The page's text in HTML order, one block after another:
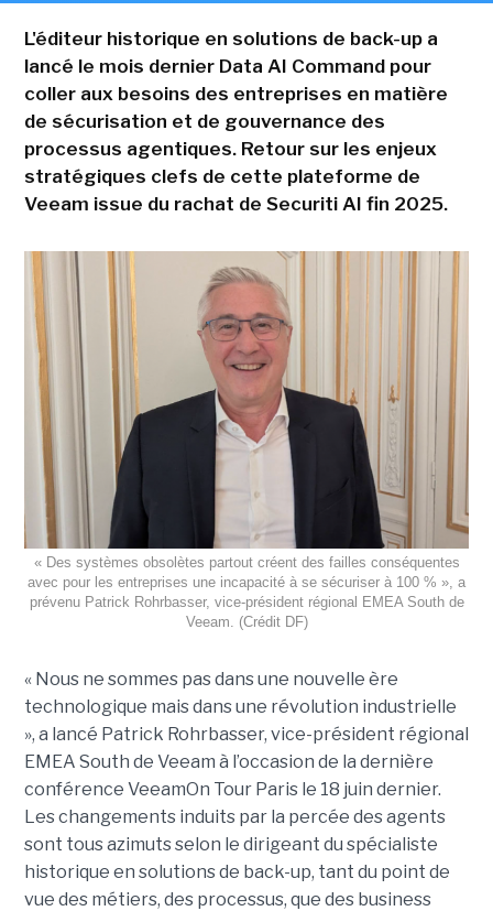
L'éditeur historique en solutions de back-up a
lancé le mois dernier Data AI Command pour
coller aux besoins des entreprises en matière
de sécurisation et de gouvernance des
processus agentiques. Retour sur les enjeux
stratégiques clefs de cette plateforme de
Veeam issue du rachat de Securiti AI fin 2025.
« Des systèmes obsolètes partout créent des failles conséquentes
avec pour les entreprises une incapacité à se sécuriser à 100 % », a
prévenu Patrick Rohrbasser, vice-président régional EMEA South de
Veeam. (Crédit DF)
« Nous ne sommes pas dans une nouvelle ère
technologique mais dans une révolution industrielle
», a lancé Patrick Rohrbasser, vice-président régional
EMEA South de Veeam à l’occasion de la dernière
conférence VeeamOn Tour Paris le 18 juin dernier.
Les changements induits par la percée des agents
sont tous azimuts selon le dirigeant du spécialiste
historique en solutions de back-up, tant du point de
vue des métiers, des processus, que des business